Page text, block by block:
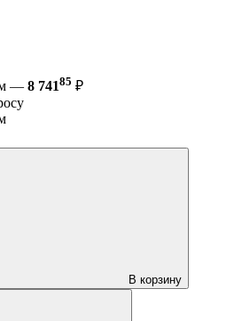
м — 8 74185 ₽
В корзину